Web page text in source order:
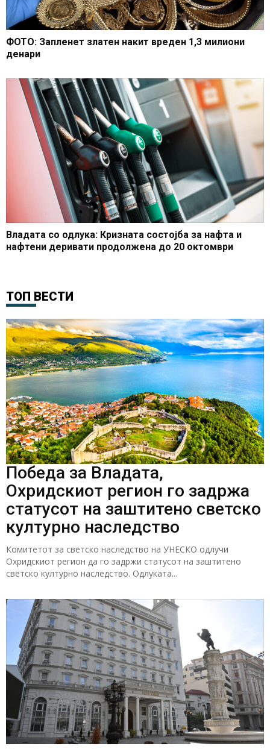
ФОТО: Запленет златен накит вреден 1,3 милиони
денари
Владата со одлука: Кризната состојба за нафта и
нафтени деривати продолжена до 20 октомври
ТОП ВЕСТИ
Победа за Владата,
Охридскиот регион го задржа
статусот на заштитено светско
културно наследство
Комитетот за светско наследство на УНЕСКО одлучи
Охридскиот регион да го задржи статусот на заштитено
светско културно наследство. Одлуката...